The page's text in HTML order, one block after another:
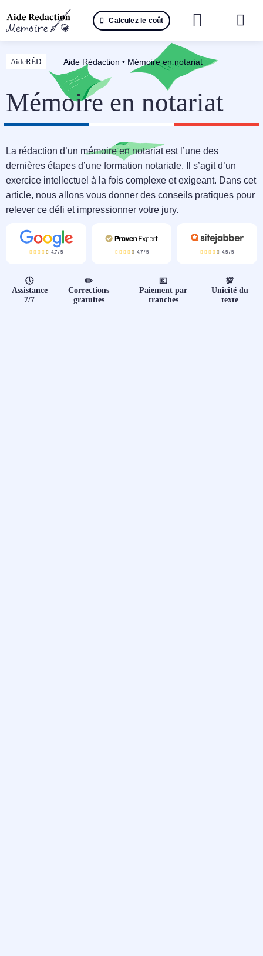
au
contenu
Calculez le coût
📝
❓ FAQ
AideRÉD Aide Rédaction • Mémoire en notariat
Mémoire en notariat
La rédaction d’un mémoire en notariat est l’une des
dernières étapes d’une formation notariale. Il s’agit d’un
exercice intellectuel à la fois complexe et exigeant. Dans cet
article, nous allons vous donner des conseils pratiques pour
relever ce défi et impressionner votre jury.
4,7 / 5 4,7/ 5 4,5 / 5
🕔
Assistance
7/7
✏️
Corrections
gratuites
💶
Paiement par
tranches
💯
Unicité du
texte